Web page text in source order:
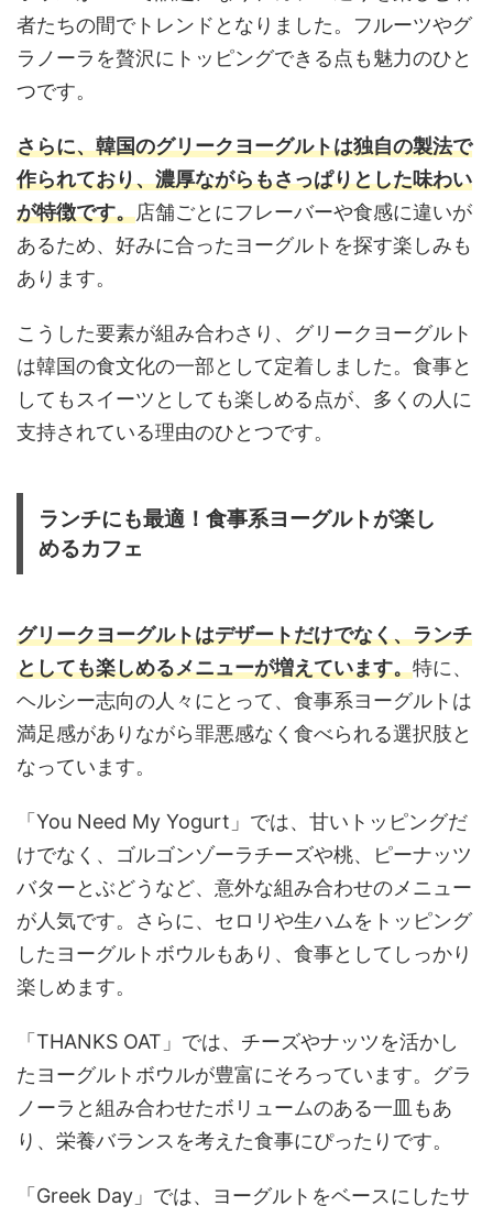
者たちの間でトレンドとなりました。フルーツやグ
ラノーラを贅沢にトッピングできる点も魅力のひと
つです。
さらに、韓国のグリークヨーグルトは独自の製法で
作られており、濃厚ながらもさっぱりとした味わい
が特徴です。店舗ごとにフレーバーや食感に違いが
あるため、好みに合ったヨーグルトを探す楽しみも
あります。
こうした要素が組み合わさり、グリークヨーグルト
は韓国の食文化の一部として定着しました。食事と
してもスイーツとしても楽しめる点が、多くの人に
支持されている理由のひとつです。
ランチにも最適！食事系ヨーグルトが楽し
めるカフェ
グリークヨーグルトはデザートだけでなく、ランチ
としても楽しめるメニューが増えています。特に、
ヘルシー志向の人々にとって、食事系ヨーグルトは
満足感がありながら罪悪感なく食べられる選択肢と
なっています。
「You Need My Yogurt」では、甘いトッピングだ
けでなく、ゴルゴンゾーラチーズや桃、ピーナッツ
バターとぶどうなど、意外な組み合わせのメニュー
が人気です。さらに、セロリや生ハムをトッピング
したヨーグルトボウルもあり、食事としてしっかり
楽しめます。
「THANKS OAT」では、チーズやナッツを活かし
たヨーグルトボウルが豊富にそろっています。グラ
ノーラと組み合わせたボリュームのある一皿もあ
り、栄養バランスを考えた食事にぴったりです。
「Greek Day」では、ヨーグルトをベースにしたサ